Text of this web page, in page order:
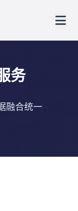
务
融合统一